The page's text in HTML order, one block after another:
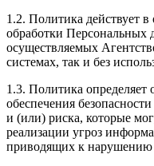
1.2. Политика действует
обработки
осуществляемых
системах, так и без
1.3. Политика определяет
обеспечения
и (или) риска, которые
реализации угроз
приводящих к нарушению